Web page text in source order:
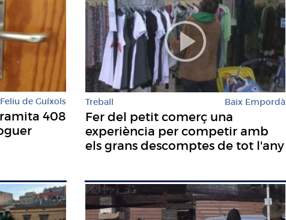
de Guíxols
408
Treball Baix Empordà
Fer del petit comerç una
experiència per competir amb
els grans descomptes de tot l'any